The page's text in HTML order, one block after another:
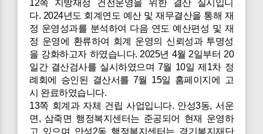
12쪽 지방재정 건전운영을 위한 결산 실시입니
다. 2024년도 회계연도 예산 및 재무결산을 통해 재
정 운영성과를 분석하여 다음 연도 예산편성 및 재
정 운영에 환류하여 회계 운영의 신뢰성과 투명성
을 강화하고자 하였습니다. 2025년 4월 2일부터 20
일간 결산검사를 실시하였으며 7월 10일 제1차 정
례회에 승인된 결산서를 7월 15일 홈페이지에 고
시 완료하였습니다.
13쪽 회계과 자체 건립 사업입니다. 안성3동, 서운
면, 삼죽면 행정복지센터는 준공되어 현재 운영하
고 있으며 안성2동 행정복지센터는 경기복지재단